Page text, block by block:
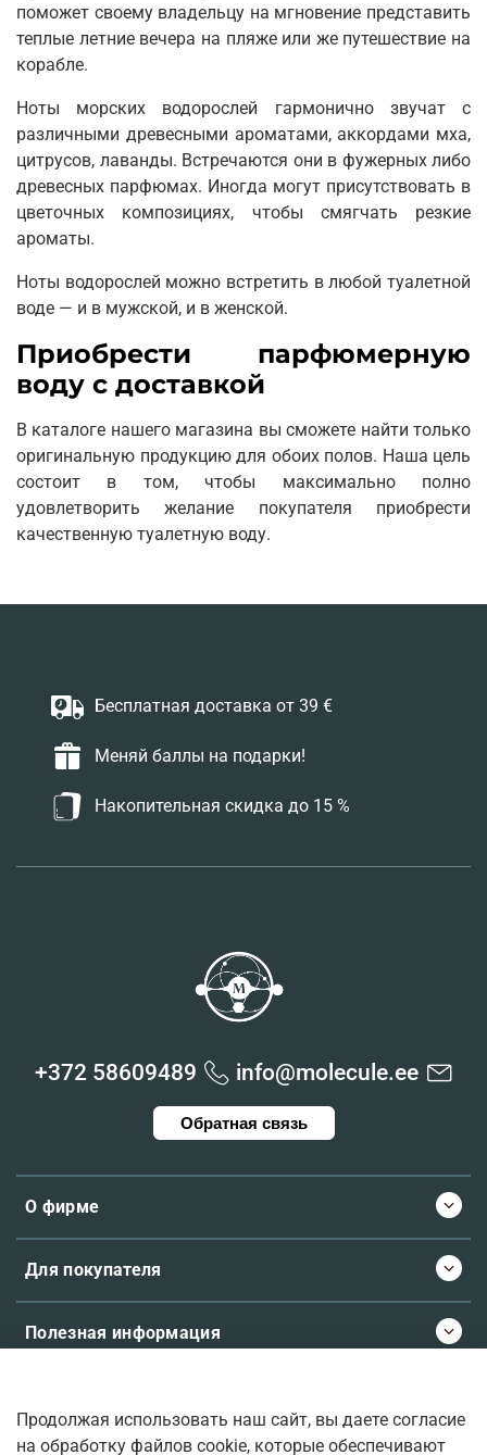
поможет своему владельцу на мгновение представить
теплые летние вечера на пляже или же путешествие на
корабле.
Ноты морских водорослей гармонично звучат с
различными древесными ароматами, аккордами мха,
цитрусов, лаванды. Встречаются они в фужерных либо
древесных парфюмах. Иногда могут присутствовать в
цветочных композициях, чтобы смягчать резкие
ароматы.
Ноты водорослей можно встретить в любой туалетной
воде — и в мужской, и в женской.
Приобрести парфюмерную
воду с доставкой
В каталоге нашего магазина вы сможете найти только
оригинальную продукцию для обоих полов. Наша цель
состоит в том, чтобы максимально полно
удовлетворить желание покупателя приобрести
качественную туалетную воду.
Бесплатная доставка от 39 €
Меняй баллы на подарки!
Накопительная скидка до 15 %
О фирме
Для покупателя
Полезная информация
+372 58609489 info@molecule.ee
Обратная связь
© 2026 Molecule.ee. Все права защищены
Продолжая использовать наш сайт, вы даете согласие
на обработку файлов cookie, которые обеспечивают